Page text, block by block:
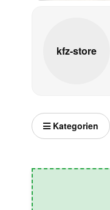
kfz-store
Kategorien